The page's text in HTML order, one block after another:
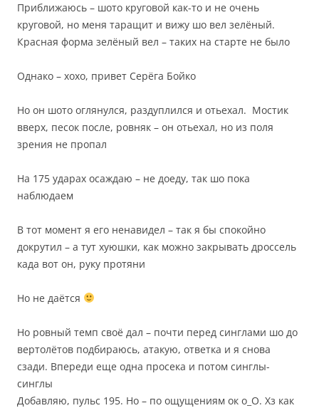
Приближаюсь – шото круговой как-то и не очень
круговой, но меня таращит и вижу шо вел зелёный.
Красная форма зелёный вел – таких на старте не было
Однако – хохо, привет Серёга Бойко
Но он шото оглянулся, раздуплился и отьехал. Мостик
вверх, песок после, ровняк – он отьехал, но из поля
зрения не пропал
На 175 ударах осаждаю – не доеду, так шо пока
наблюдаем
В тот момент я его ненавидел – так я бы спокойно
докрутил – а тут хуюшки, как можно закрывать дроссель
када вот он, руку протяни
Но не даётся
Но ровный темп своё дал – почти перед синглами шо до
вертолётов подбираюсь, атакую, ответка и я снова
сзади. Впереди еще одна просека и потом синглы-
синглы
Добавляю, пульс 195. Но – по ощущениям ок о_О. Хз как